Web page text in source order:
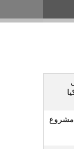
مشروع